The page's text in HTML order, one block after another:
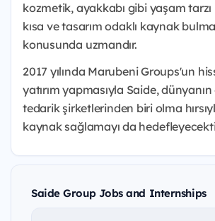
kozmetik, ayakkabı gibi yaşam
kısa ve tasarım odaklı kaynak
konusunda uzmandır.
2017 yılında Marubeni Groups'un
yatırım yapmasıyla Saide,
tedarik şirketlerinden biri olma
kaynak sağlamayı da
Saide Group Jobs and Internships